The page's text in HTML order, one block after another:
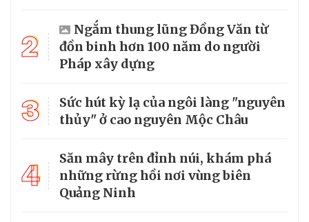
2
Ngắm thung lũng Đồng Văn từ
đồn binh hơn 100 năm do người
Pháp xây dựng
3
Sức hút kỳ lạ của ngôi làng "nguyên
thủy" ở cao nguyên Mộc Châu
4
Săn mây trên đỉnh núi, khám phá
những rừng hồi nơi vùng biên
Quảng Ninh